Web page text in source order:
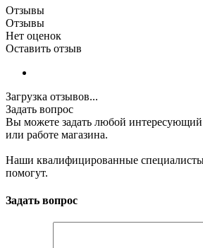
Отзывы
Отзывы
Нет оценок
Оставить отзыв
Загрузка отзывов...
Задать вопрос
Вы можете задать любой интересующий
или работе магазина.
Наши квалифицированные специалисты
помогут.
Задать вопрос